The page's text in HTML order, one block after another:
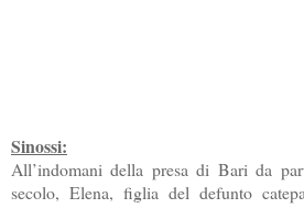
Sinossi:
All’indomani della presa di Bari da
secolo, Elena, figlia del defunto